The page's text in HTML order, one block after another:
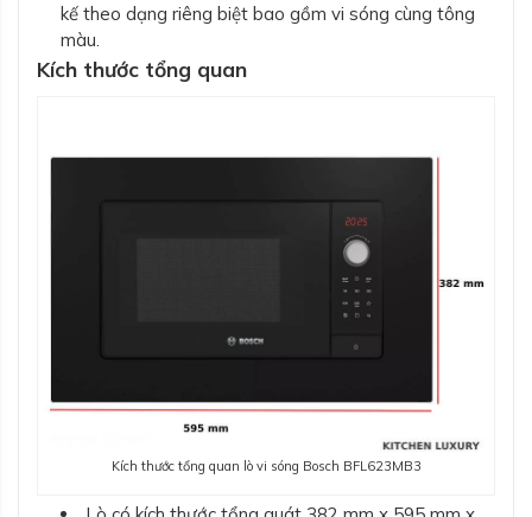
kế theo dạng riêng biệt bao gồm vi sóng cùng tông
màu.
Kích thước tổng quan
Kích thước tổng quan lò vi sóng Bosch BFL623MB3